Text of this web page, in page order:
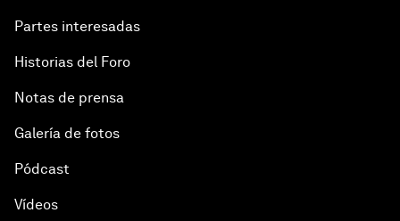
Partes interesadas
Historias del Foro
Notas de prensa
Galería de fotos
Pódcast
Vídeos